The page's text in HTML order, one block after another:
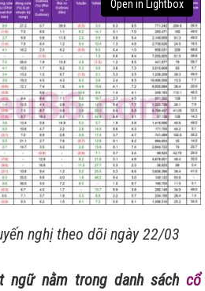
Open in Lightbox
nghị theo dõi ngày 22/03
ngữ nằm trong danh sách cổ